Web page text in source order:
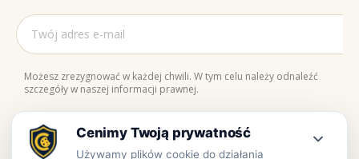
Możesz zrezygnować w każdej chwili. W tym celu należy odnaleźć
szczegóły w naszej informacji prawnej.
Naturalne składniki
100% jakości Zaufaj nam